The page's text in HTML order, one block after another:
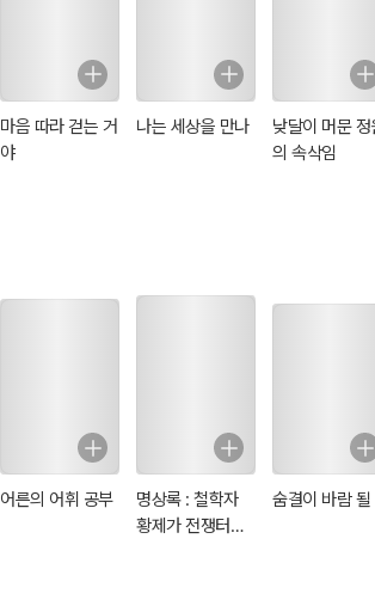
마음 따라 걷는 거
야
나는 세상을 만나
낮달이 머문 정
의 속삭임
어른의 어휘 공부
명상록 : 철학자
황제가 전쟁터에
숨결이 바람 될